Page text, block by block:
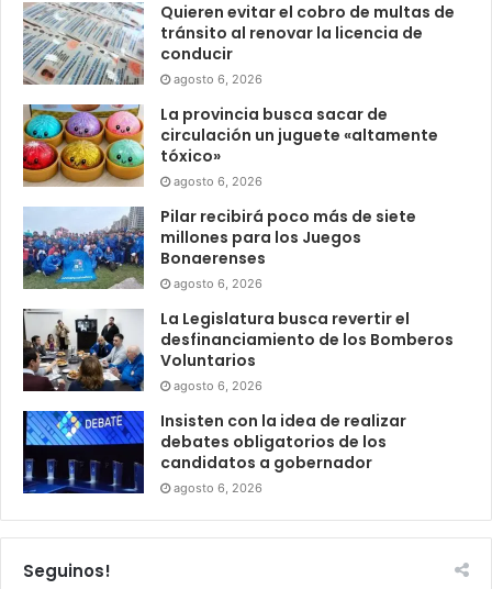
Quieren evitar el cobro de multas de
tránsito al renovar la licencia de
conducir
agosto 6, 2026
La provincia busca sacar de
circulación un juguete «altamente
tóxico»
agosto 6, 2026
Pilar recibirá poco más de siete
millones para los Juegos
Bonaerenses
agosto 6, 2026
La Legislatura busca revertir el
desfinanciamiento de los Bomberos
Voluntarios
agosto 6, 2026
Insisten con la idea de realizar
debates obligatorios de los
candidatos a gobernador
agosto 6, 2026
Seguinos!